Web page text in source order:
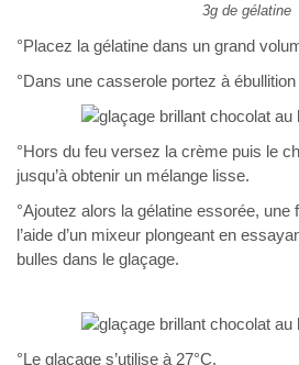
3g de gélatine
°Placez la gélatine dans un grand
°Dans une casserole portez à
°Hors du feu versez la crème puis le
jusqu’à obtenir un mélange lisse.
°Ajoutez alors la gélatine essorée,
l’aide d’un mixeur plongeant en
bulles dans le glaçage.
°Le glaçage s’utilise à 27°C.